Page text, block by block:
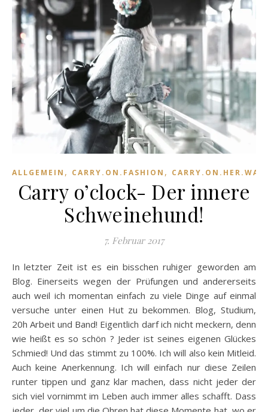
ALLGEMEIN , CARRY.ON.FASHION ,
Carry o’clock- Der innere
Schweinehund!
7. Februar 2017
In letzter Zeit ist es ein bisschen ruhiger geworden am
Blog. Einerseits wegen der Prüfungen und andererseits
auch weil ich momentan einfach zu viele Dinge auf einmal
versuche unter einen Hut zu bekommen. Blog, Studium,
20h Arbeit und Band! Eigentlich darf ich nicht meckern, denn
wie heißt es so schön ? Jeder ist seines eigenen Glückes
Schmied! Und das stimmt zu 100%. Ich will also kein Mitleid.
Auch keine Anerkennung. Ich will einfach nur diese Zeilen
runter tippen und ganz klar machen, dass nicht jeder der
sich viel vornimmt im Leben auch immer alles schafft. Dass